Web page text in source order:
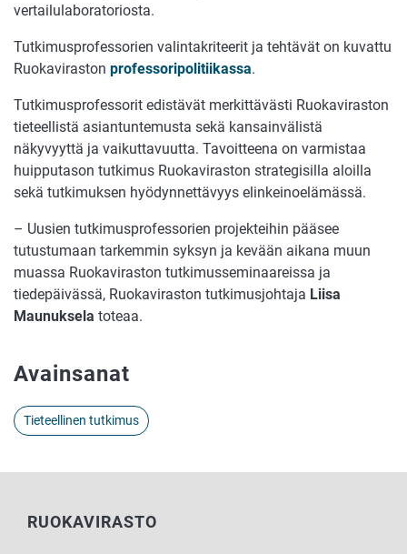
vertailulaboratoriosta.
Tutkimusprofessorien valintakriteerit ja tehtävät on kuvattu
Ruokaviraston professoripolitiikassa.
Tutkimusprofessorit edistävät merkittävästi Ruokaviraston
tieteellistä asiantuntemusta sekä kansainvälistä
näkyvyyttä ja vaikuttavuutta. Tavoitteena on varmistaa
huipputason tutkimus Ruokaviraston strategisilla aloilla
sekä tutkimuksen hyödynnettävyys elinkeinoelämässä.
– Uusien tutkimusprofessorien projekteihin pääsee
tutustumaan tarkemmin syksyn ja kevään aikana muun
muassa Ruokaviraston tutkimusseminaareissa ja
tiedepäivässä, Ruokaviraston tutkimusjohtaja Liisa
Maunuksela toteaa.
Avainsanat
Tieteellinen tutkimus
RUOKAVIRASTO